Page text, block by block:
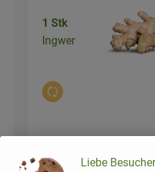
1 Stk
Ingwer
Auswahl ändern
Liebe